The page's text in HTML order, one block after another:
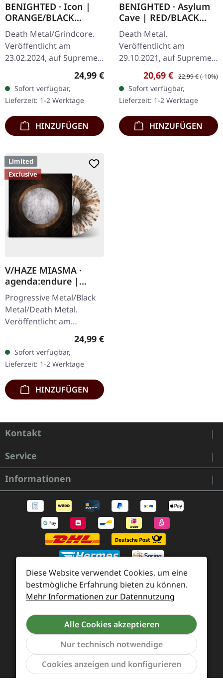
BENIGHTED · Icon |
ORANGE/BLACK
MARBLED LP
Death Metal/Grindcore.
Veröffentlicht am
23.02.2024, auf Supreme
Transparent Dunkel-
Orange mit schwarz
marmoriertem Vinyl mit
schwerem…
Regulärer Preis:
24,99 €
Sofort verfügbar,
Lieferzeit: 1-2 Werktage
HINZUFÜGEN
BENIGHTED · Asylum
Cave | RED/BLACK
SPLATTER LP
Death Metal.
Veröffentlicht am
29.10.2021, auf Supreme
Chaos Records.
Transparent rotes Vinyl
mit schwarzen Splattern
und Insert. Limitiert auf
200…
Verkaufspreis:
20,69 € Regulärer Preis:
22,99 €(-10%)
Sofort verfügbar,
Lieferzeit: 1-2 Werktage
HINZUFÜGEN
Limited
Exclusive
V/HAZE MIASMA ·
agenda:endure |
SPLATTER LP
Progressive Metal/Black
Metal/Death Metal.
Veröffentlicht am
08.12.2023, auf Supreme
Chaos Records. SCR
Exklusives Ultra
Clear/Silber/Gold/Schwar
z…
Regulärer Preis:
24,99 €
Sofort verfügbar,
Lieferzeit: 1-2 Werktage
HINZUFÜGEN
Kontakt
Service
Informationen
Zahlung und Versand
Widerrufsrecht und Rücksendung
Kontakt
Händleranfragen
Cookie-Voreinstellungen
Alle Preise inkl. gesetzl. Mehrwertsteuer zzgl.
Diese Website verwendet Cookies, um eine
bestmögliche Erfahrung bieten zu können.
Mehr Informationen zur Datennutzung
Alle Cookies akzeptieren
Nur technisch notwendige
Cookies anzeigen und konfigurieren